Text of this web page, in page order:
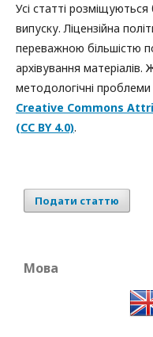
Усі статті
випуску. Ліцензійна
переважною більшістю
архівування
методологічні
Creative Commons
(CC BY 4.0).
Подати статтю
Мова